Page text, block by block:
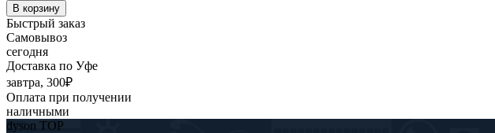
В корзину
Быстрый заказ
Самовывоз
сегодня
Доставка по Уфе
завтра, 300₽
Оплата при получении
наличными
dyson TOP